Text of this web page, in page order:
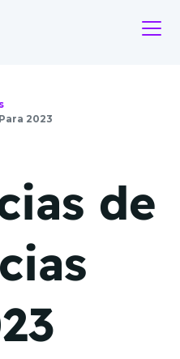
2023
de